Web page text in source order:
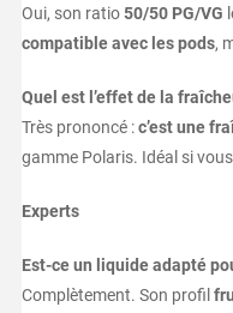
Oui, son ratio50/50 PG/VG
compatible avec les pods,
Quel est l’effet de la
Très prononcé :c’est une
gamme Polaris. Idéal si
Experts
Est-ce un liquide adapté
Complètement. Son profil